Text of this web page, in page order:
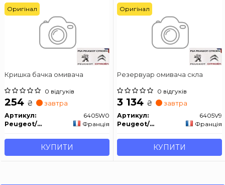
Кришка бачка омивача
0 відгуків
254 ₴ завтра
Артикул:
6405W0
Peugeot/Citroen
Франція
КУПИТИ
Оригінал
Резервуар омивача скла
0 відгуків
3 134 ₴ завтра
Артикул:
6405V9
Peugeot/Citroen
Франція
КУПИТИ
Оригінал